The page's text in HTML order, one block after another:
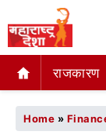
राजकारण
Home »